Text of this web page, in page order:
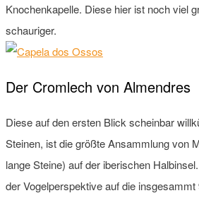
Knochenkapelle. Diese hier ist noch viel
schauriger.
Der Cromlech von Almendres
Diese auf den ersten Blick scheinbar
Steinen, ist die größte Ansammlung von
lange Steine) auf der iberischen
der Vogelperspektive auf die